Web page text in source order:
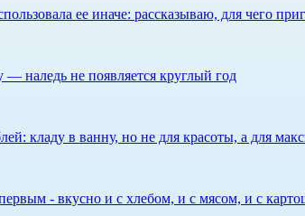
ее иначе: рассказываю, для чего
— наледь не появляется круглый год
кладу в ванну, но не для красоты, а для
- вкусно и с хлебом, и с мясом, и с